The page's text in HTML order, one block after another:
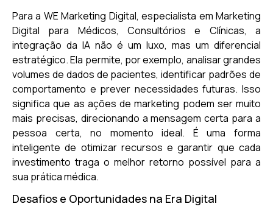
Para a WE Marketing Digital, especialista em Marketing
Digital para Médicos, Consultórios e Clínicas, a
integração da IA não é um luxo, mas um diferencial
estratégico. Ela permite, por exemplo, analisar grandes
volumes de dados de pacientes, identificar padrões de
comportamento e prever necessidades futuras. Isso
significa que as ações de marketing podem ser muito
mais precisas, direcionando a mensagem certa para a
pessoa certa, no momento ideal. É uma forma
inteligente de otimizar recursos e garantir que cada
investimento traga o melhor retorno possível para a
sua prática médica.
Desafios e Oportunidades na Era Digital